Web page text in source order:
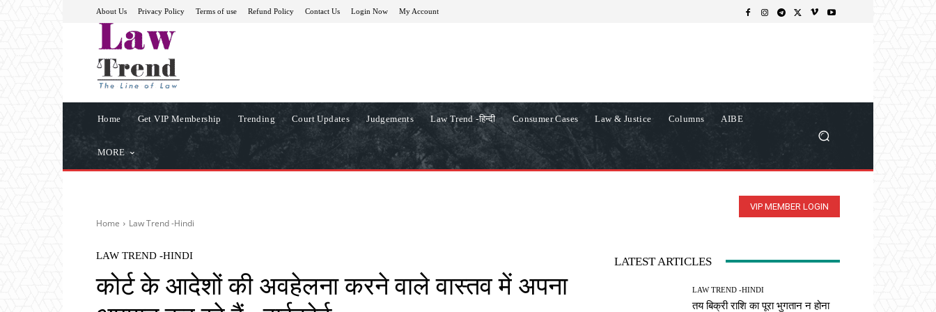
About Us Privacy Policy Terms of use Refund Policy Contact Us Login Now My Account
Home Get VIP Membership Trending Court Updates Judgements Law Trend -हिन्दी Consumer Cases Law & Justice Columns AIBE
MORE
VIP MEMBER LOGIN
Home Law Trend -Hindi
LAW TREND -HINDI
कोर्ट के आदेशों की अवहेलना करने वाले वास्तव में अपना
LATEST ARTICLES
LAW TREND -HINDI
तय बिक्री राशि का पूरा भुगतान न होना